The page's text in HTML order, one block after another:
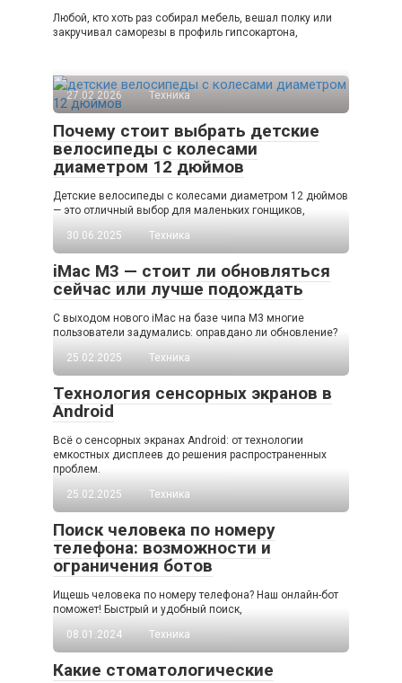
Любой, кто хоть раз собирал мебель, вешал полку или
закручивал саморезы в профиль гипсокартона,
27.02.2026 Техника
Почему стоит выбрать детские
велосипеды с колесами
диаметром 12 дюймов
Детские велосипеды с колесами диаметром 12 дюймов
— это отличный выбор для маленьких гонщиков,
30.06.2025
Техника
iMac M3 — стоит ли обновляться
сейчас или лучше подождать
С выходом нового iMac на базе чипа M3 многие
пользователи задумались: оправдано ли обновление?
25.02.2025
Техника
Технология сенсорных экранов в
Android
Всё о сенсорных экранах Android: от технологии
емкостных дисплеев до решения распространенных
проблем.
25.02.2025
Техника
Поиск человека по номеру
телефона: возможности и
ограничения ботов
Ищешь человека по номеру телефона? Наш онлайн-бот
поможет! Быстрый и удобный поиск,
08.01.2024
Техника
Какие стоматологические